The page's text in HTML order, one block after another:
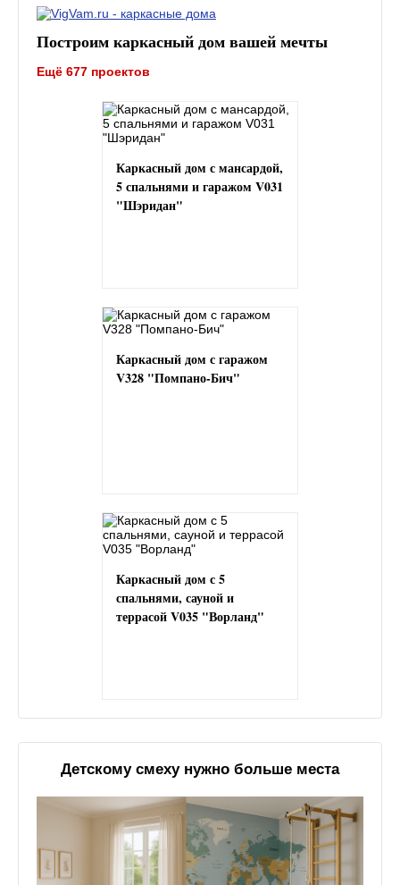
Построим каркасный дом вашей мечты
Ещё 677 проектов
Каркасный дом с мансардой,
5 спальнями и гаражом V031
"Шэридан"
Каркасный дом с гаражом
V328 "Помпано-Бич"
Каркасный дом с 5
спальнями, сауной и
террасой V035 "Ворланд"
Детскому смеху нужно больше места